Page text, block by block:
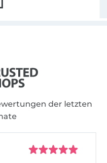
der letzten